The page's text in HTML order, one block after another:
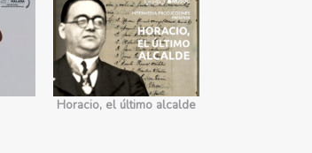
Horacio, el último alcalde